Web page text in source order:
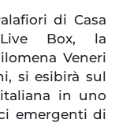
di Casa
Box, la
Veneri
si esibirà sul
in uno
emergenti di